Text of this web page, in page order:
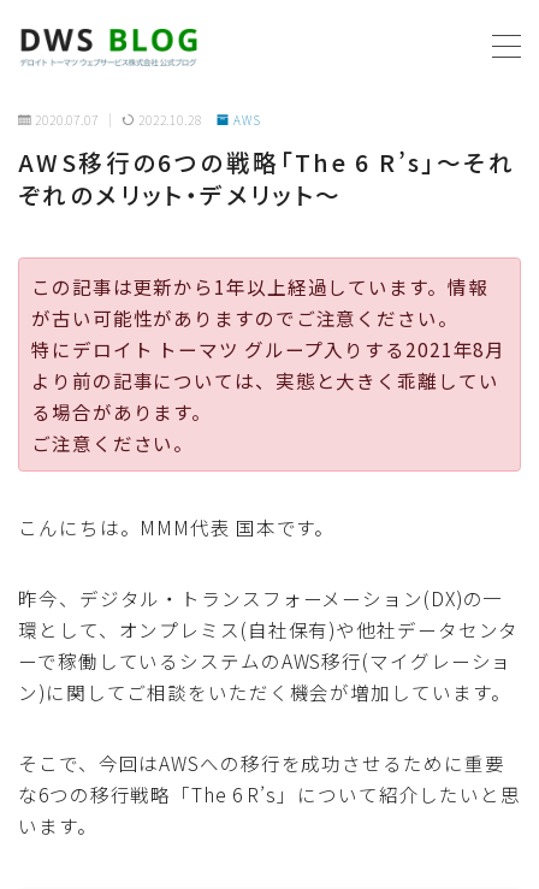
ホーム
プログラミング
ビジネス
リモートワーク
公式ページ
2020.07.07 2022.10.28 AWS
AWS移行の6つの戦略「The 6 R’s」〜それ
ぞれのメリット・デメリット〜
この記事は更新から1年以上経過しています。情報
が古い可能性がありますのでご注意ください。
特にデロイト トーマツ グループ入りする2021年8月
より前の記事については、実態と大きく乖離してい
る場合があります。
ご注意ください。
こんにちは。MMM代表 国本です。
昨今、デジタル・トランスフォーメーション(DX)の一
環として、オンプレミス(自社保有)や他社データセンタ
ーで稼働しているシステムのAWS移行(マイグレーショ
ン)に関してご相談をいただく機会が増加しています。
そこで、今回はAWSへの移行を成功させるために重要
な6つの移行戦略「The 6 R’s」について紹介したいと思
います。